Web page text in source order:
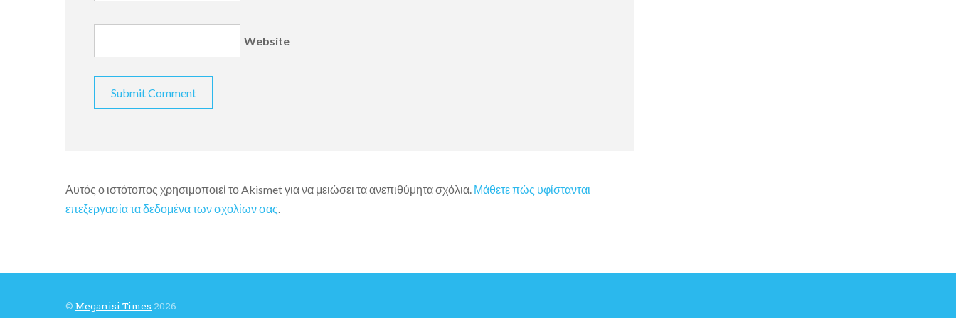
Website
Αυτός ο ιστότοπος χρησιμοποιεί το Akismet για να μειώσει τα ανεπιθύμητα σχόλια. Μάθετε πώς υφίστανται
επεξεργασία τα δεδομένα των σχολίων σας
© Meganisi Times 2026